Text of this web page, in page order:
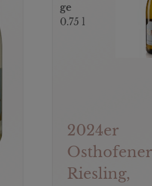
ge
0.75 l
2024er
Osthofener
Riesling,